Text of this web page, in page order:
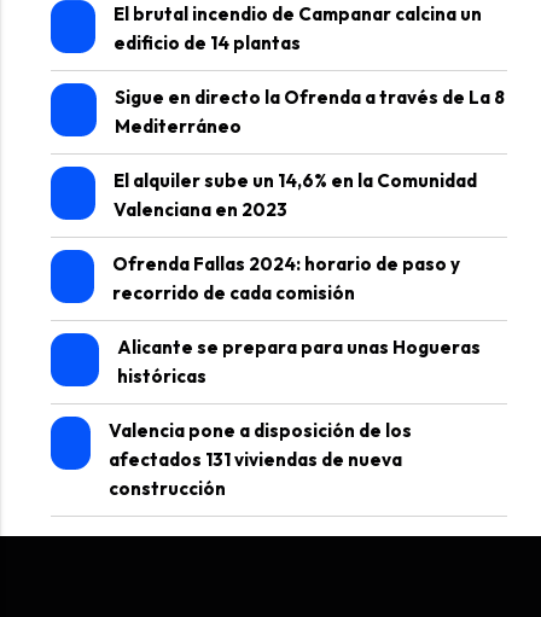
El brutal incendio de Campanar calcina un
edificio de 14 plantas
Sigue en directo la Ofrenda a través de La 8
Mediterráneo
El alquiler sube un 14,6% en la Comunidad
Valenciana en 2023
Ofrenda Fallas 2024: horario de paso y
recorrido de cada comisión
Alicante se prepara para unas Hogueras
históricas
Valencia pone a disposición de los
afectados 131 viviendas de nueva
construcción